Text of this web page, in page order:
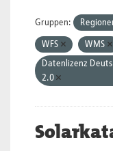
Gruppen:
WFS WMS
Datenlizenz
2.0